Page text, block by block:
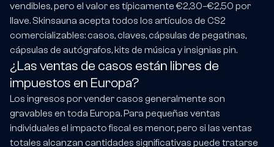
vendibles, pero el valor es típicamente €2,30–€2,50 por
llave. Skinsauna acepta todos los artículos de CS2
comercializables: casos, claves, cápsulas de pegatinas,
cápsulas de autógrafos, kits de música y insignias pin.
¿Las ventas de casos están libres de
impuestos en Europa?
Los ingresos por vender casos generalmente son
gravables en toda Europa. Para pequeñas ventas
individuales el impacto fiscal es menor, pero si las ventas
totales alcanzan cantidades significativas puede tratarse